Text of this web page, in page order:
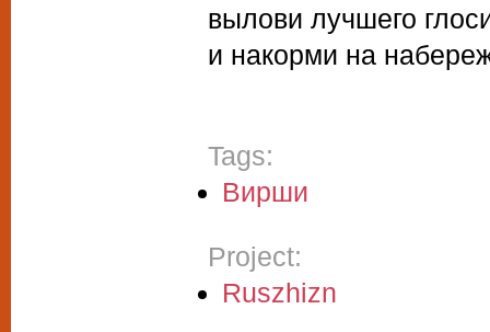
вылови лучшего
и накорми на
Tags:
Вирши
Project:
Ruszhizn